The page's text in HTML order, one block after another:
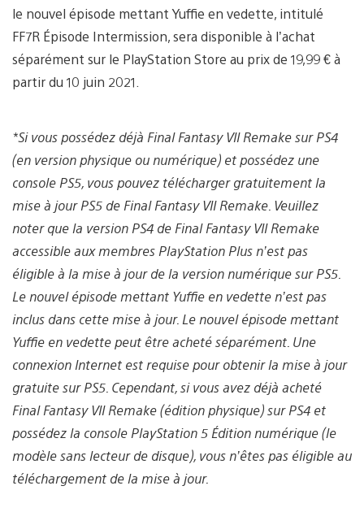
le nouvel épisode mettant Yuffie en vedette, intitulé
FF7R Épisode Intermission, sera disponible à l’achat
séparément sur le PlayStation Store au prix de 19,99 € à
partir du 10 juin 2021.
*Si vous possédez déjà Final Fantasy VII Remake sur PS4
(en version physique ou numérique) et possédez une
console PS5, vous pouvez télécharger gratuitement la
mise à jour PS5 de Final Fantasy VII Remake. Veuillez
noter que la version PS4 de Final Fantasy VII Remake
accessible aux membres PlayStation Plus n’est pas
éligible à la mise à jour de la version numérique sur PS5.
Le nouvel épisode mettant Yuffie en vedette n’est pas
inclus dans cette mise à jour. Le nouvel épisode mettant
Yuffie en vedette peut être acheté séparément. Une
connexion Internet est requise pour obtenir la mise à jour
gratuite sur PS5. Cependant, si vous avez déjà acheté
Final Fantasy VII Remake (édition physique) sur PS4 et
possédez la console PlayStation 5 Édition numérique (le
modèle sans lecteur de disque), vous n’êtes pas éligible au
téléchargement de la mise à jour.